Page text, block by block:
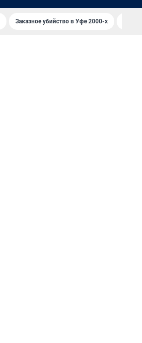
Заказное убийство в Уфе 2000-х